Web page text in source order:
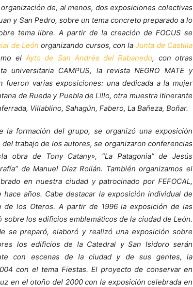
de, al menos, dos exposiciones colectivas
y San Pedro, sobre un tema concreto preparado a lo
tema libre. A partir de la creación de FOCUS se
de León organizando cursos, con laJunta de Castilla
elAyto de San Andrés del Rabanedo, con otras
universitaria CAMPUS, la revista NEGRO MATE y
fueron varias exposiciones: una dedicada a la mujer
de Rueda y Puebla de Lillo, otra muestra itinerante
Villablino, Sahagún, Fabero, La Bañeza, Boñar.
la formación del grupo, se organizó una exposición
trabajo de los autores, se organizaron conferencias
obra de Tony Catany», “La Patagonia” de Jesús
de Manuel Díaz Rollán. También organizamos el
en nuestra ciudad y patrocinado por FEFOCAL,
años. Cabe destacar la exposición individual de
de los Oteros. A partir de 1996 la exposición de las
sobre los edificios emblemáticos de la ciudad de León.
se preparó, elaboró y realizó una exposición sobre
los edificios de la Catedral y San Isidoro serán
con escenas de la ciudad y de sus gentes, la
con el tema Fiestas. El proyecto de conservar en
en el otoño del 2000 con la exposición celebrada en